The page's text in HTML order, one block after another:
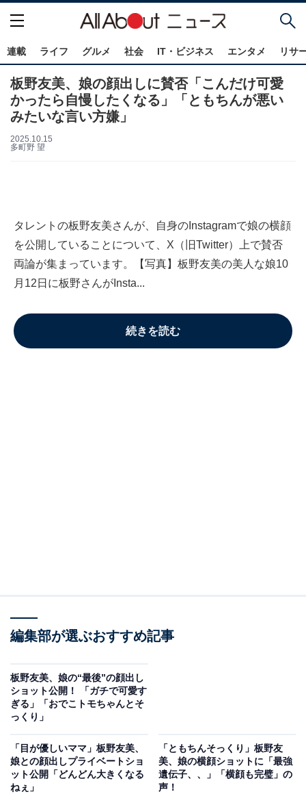
連載 ライフ グルメ 社会 IT・ビジネス エンタメ リサ
板野友美、娘の顔出しに賛否「こんだけ可愛
かったら自慢したくなる」「ともちんが悪い
みたいな言い方嫌」
2025.10.15
多町野 望
タレントの板野友美さんが、自身のInstagramで娘の横顔
を公開していることについて、X（旧Twitter）上で賛否
両論が集まっています。【写真】板野友美の美人な娘10
月12日に板野さんがInsta...
続きを読む
編集部が選ぶおすすめ記事
板野友美、娘の“最後”の顔出し
ショット公開！ 「ガチで可愛す
ぎる」「おでこトモちゃんとそ
っくり」
「目が優しいママ」板野友美、
娘との顔出しプライベートショ
ット公開「どんどん大きくなる
ねぇ」
「ともちんそっくり」板野友
美、娘の横顔ショットに「最強
遺伝子、、」「横顔も完璧」の
声！